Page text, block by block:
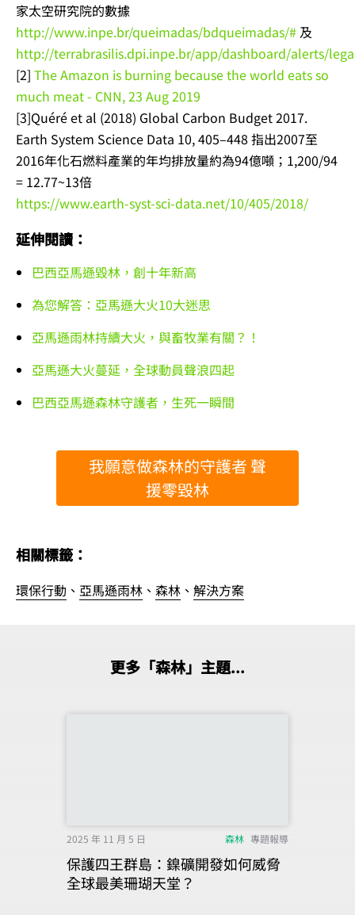
家太空研究院的數據
http://www.inpe.br/queimadas/bdqueimadas/# 及
http://terrabrasilis.dpi.inpe.br/app/dashboard/alerts/
[2] The Amazon is burning because the world eats so
much meat - CNN, 23 Aug 2019
[3]Quéré et al (2018) Global Carbon Budget 2017.
Earth System Science Data 10, 405–448指出2007至
2016年化石燃料產業的年均排放量約為94億噸；1,200/94
= 12.77~13倍
https://www.earth-syst-sci-data.net/10/405/2018/
延伸閱讀：
巴西亞馬遜毀林，創十年新高
為您解答：亞馬遜大火10大迷思
亞馬遜雨林持續大火，與畜牧業有關？！
亞馬遜大火蔓延，全球動員聲浪四起
巴西亞馬遜森林守護者，生死一瞬間
我願意做森林的守護者 聲
援零毀林
相關標籤：
環保行動 、 亞馬遜雨林 、 森林 、 解決方案
更多「森林」主題...
2025 年 11 月 5 日 森林 專題報導
保護四王群島：鎳礦開發如何威脅
全球最美珊瑚天堂？